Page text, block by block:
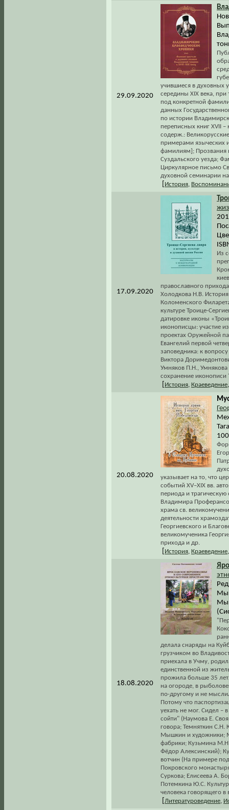
29.09.2020
учившиеся в духовных
середины XIX века,
под конкретной
данных
по истории
переписных книг XVII –
содерж.:
примерами языческих
фамилиям]; Прозвания
Суздальского уезда;
Циркулярное письмо
духовной семинарии
История
17.09.2020
Из
православного
Холодкова Н.В.
Коломенского
культуре Троице-
датировке иконы
иконописцы: участие
проектах Оружейной
Евангелий первой
заповедника: к
Виктора
Умняков П.Н.,
сохранение иконописи
История Краеведение
20.08.2020
указывает на то, что
событий XV–XIX вв.
периода и трагическую
Владимира
храма св.
деятельности
Георгиевского и
великомученика
прихода и др.
История Краеведение
18.08.2020
делала снаряды на
грузчиком во
приехала в Учму,
единственной из
прожила больше 35
на огороде, в
по-другому и не
Потому что
уехать не мог. Сидел –
сойти" (Наумова Е.
говора; Темняткин С.Н.
Мышкин и художники;
фабрики; Кузьмина
Фёдор Алексинский);
вотчин (На примере
Покровского
Суркова; Елисеева А.
Потемкина Ю.С.
человека говорящего в
Литературоведение